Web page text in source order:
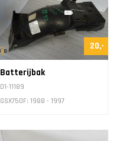
20,-
Batterijbak
D1-11189
GSX750F: 1988 - 1997